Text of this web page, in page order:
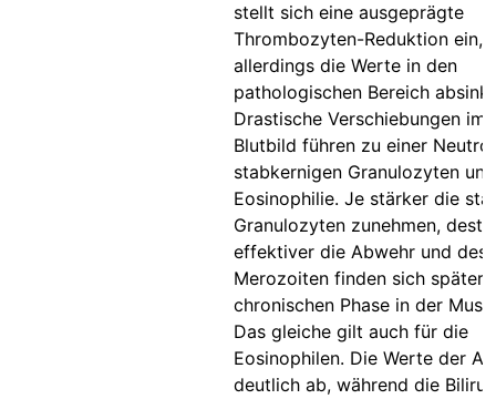
stellt sich eine ausgeprägte
Thrombozyten-Reduktion ein,
allerdings die Werte in den
pathologischen Bereich
Drastische Verschiebungen im
Blutbild führen zu einer
stabkernigen Granulozyten
Eosinophilie. Je stärker die
Granulozyten zunehmen, desto
effektiver die Abwehr und
Merozoiten finden sich später
chronischen Phase in der
Das gleiche gilt auch für die
Eosinophilen. Die Werte der
deutlich ab, während die